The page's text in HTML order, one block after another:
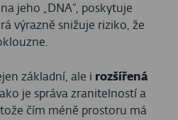
jeho „DNA“, poskytuje
výrazně snižuje riziko, že
základní, ale i rozšířená
je správa zranitelností a
čím méně prostoru má